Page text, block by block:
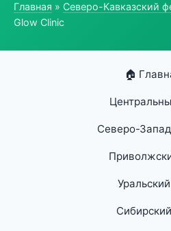
Главная » Северо-Кавказский
Glow Clinic
🏠
Северо-